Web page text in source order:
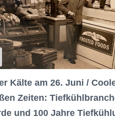
Kälte am 26. Juni /
Zeiten:
und 100 Jahre